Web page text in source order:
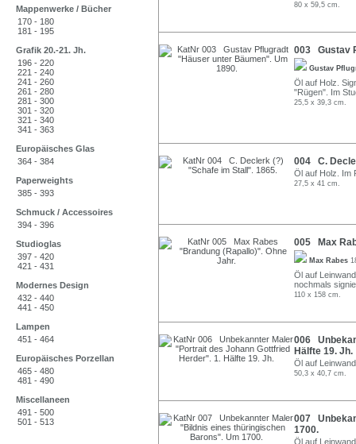
Mappenwerke / Bücher
170 - 180
181 - 195
Grafik 20.-21. Jh.
196 - 220
221 - 240
241 - 260
261 - 280
281 - 300
301 - 320
321 - 340
341 - 363
Europäisches Glas
364 - 384
Paperweights
385 - 393
Schmuck / Accessoires
394 - 396
Studioglas
397 - 420
421 - 431
Modernes Design
432 - 440
441 - 450
Lampen
451 - 464
Europäisches Porzellan
465 - 480
481 - 490
Miscellaneen
491 - 500
501 - 513
80 x 59,5 cm.
003 Gustav
Gustav
Öl auf Holz.
"Rügen". Im
25,5 x 39,3 cm.
004 C.
Öl auf Holz. Im
27,5 x 41 cm.
005 Max
Max Rabes
Öl auf
nochmals
110 x 158 cm.
006
Hälfte 19. Jh.
Öl auf
50,3 x 40,7 cm.
007
1700.
Öl auf